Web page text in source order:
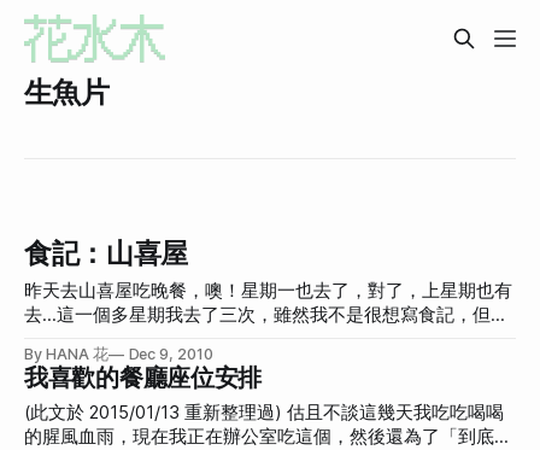
生魚片
食記：山喜屋
昨天去山喜屋吃晚餐，噢！星期一也去了，對了，上星期也有
去…這一個多星期我去了三次，雖然我不是很想寫食記，但這
內裝潢可以到我的Flickr觀看：2010-12-08_山喜屋 營業時
間、訂位、地點請看山喜屋官方網站：
http://www.yamakiya.com.tw/ 點菜方式 一入座就送上生菜
+沾醬，真的很好吃，我不禁也想自己弄弄看。沾醬大概是日
By HANA 花 Dec 9, 2010
我喜歡的餐廳座位安排
(此文於 2015/01/13 重新整理過) 估且不談這幾天我吃吃喝喝
的腥風血雨，現在我正在辦公室吃這個，然後還為了「到底是